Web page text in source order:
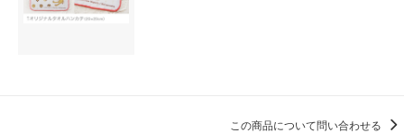
この商品について問い合わせる